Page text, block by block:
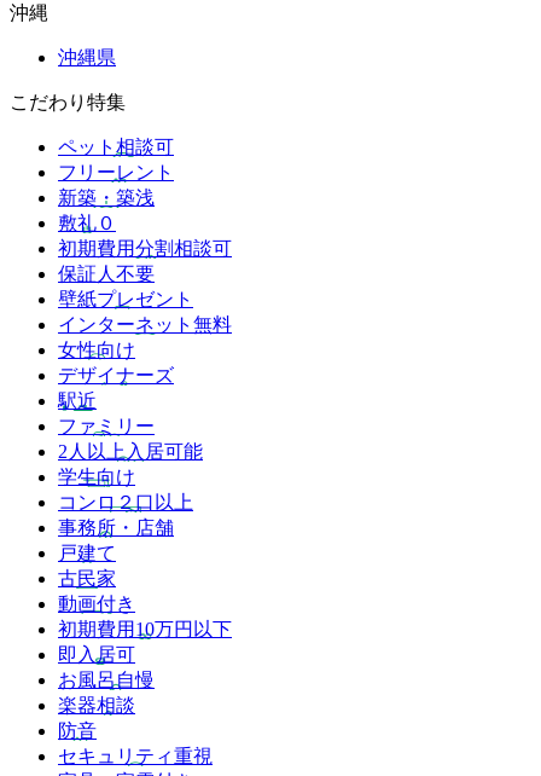
沖縄
沖縄県
こだわり特集
ペット相談可
フリーレント
新築・築浅
敷礼０
初期費用分割相談可
保証人不要
壁紙プレゼント
インターネット無料
女性向け
デザイナーズ
駅近
ファミリー
2人以上入居可能
学生向け
コンロ２口以上
事務所・店舗
戸建て
古民家
動画付き
初期費用10万円以下
即入居可
お風呂自慢
楽器相談
防音
セキュリティ重視